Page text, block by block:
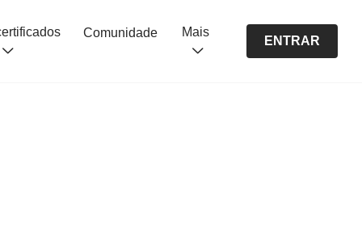
Cursos certificados Comunidade Mais
ENTRAR